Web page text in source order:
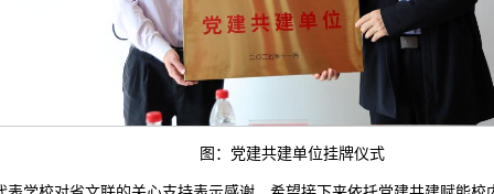
图：党建共建单位挂牌仪式